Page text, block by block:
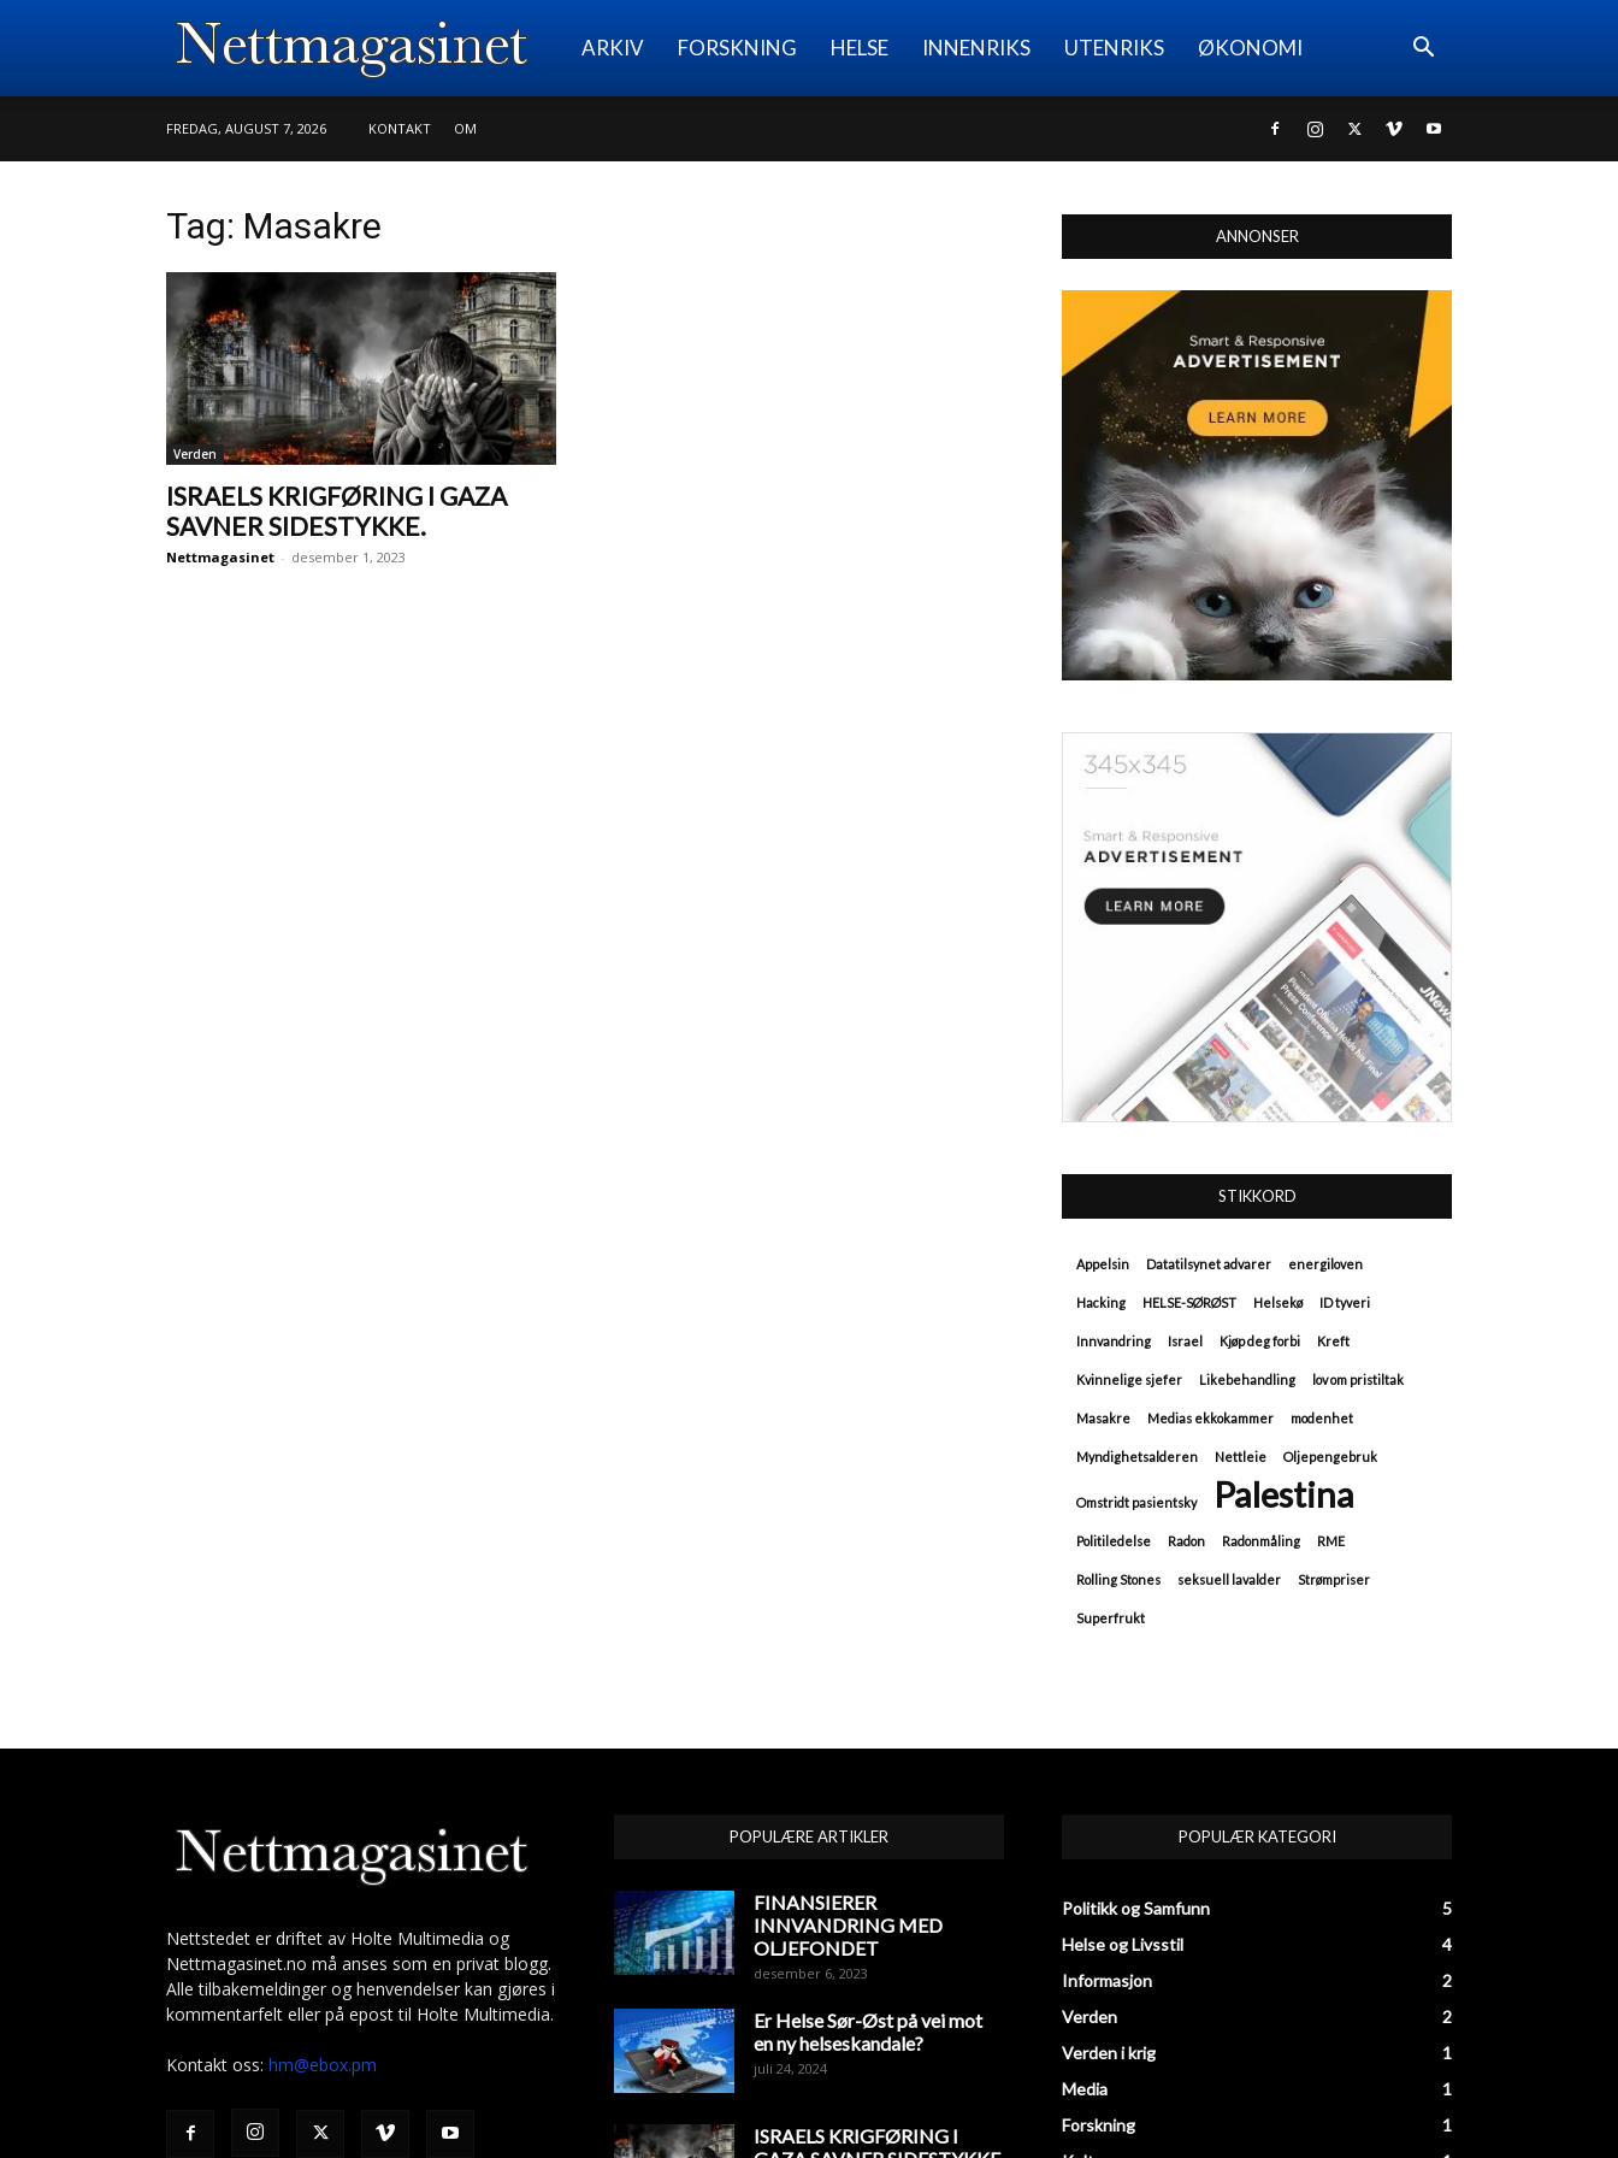
Nettmagasinet
ARKIV FORSKNING HELSE INNENRIKS UTENRIKS ØKONOMI
FREDAG, AUGUST 7, 2026 KONTAKT OM
Tag: Masakre
Verden
ISRAELS KRIGFØRING I GAZA
SAVNER SIDESTYKKE.
Nettmagasinet - desember 1, 2023
ANNONSER
STIKKORD
Appelsin Datatilsynet advarer energiloven
Hacking HELSE-SØRØST Helsekø ID tyveri
Innvandring Israel Kjøp deg forbi Kreft
Kvinnelige sjefer Likebehandling lov om pristiltak
Masakre Medias ekkokammer modenhet
Myndighetsalderen Nettleie Oljepengebruk
Omstridt pasientsky Palestina
Politiledelse Radon Radonmåling RME
Rolling Stones seksuell lavalder Strømpriser
Superfrukt
Nettstedet er driftet av Holte Multimedia og
Nettmagasinet.no må anses som en privat blogg.
Alle tilbakemeldinger og henvendelser kan gjøres i
kommentarfelt eller på epost til Holte Multimedia.
Kontakt oss: hm@ebox.pm
POPULÆRE ARTIKLER
FINANSIERER
INNVANDRING MED
OLJEFONDET
desember 6, 2023
Er Helse Sør-Øst på vei mot
en ny helseskandale?
juli 24, 2024
ISRAELS KRIGFØRING I
POPULÆR KATEGORI
Politikk og Samfunn
5
Helse og Livsstil
4
Informasjon
2
Verden
2
Verden i krig
1
Media
1
Forskning
1